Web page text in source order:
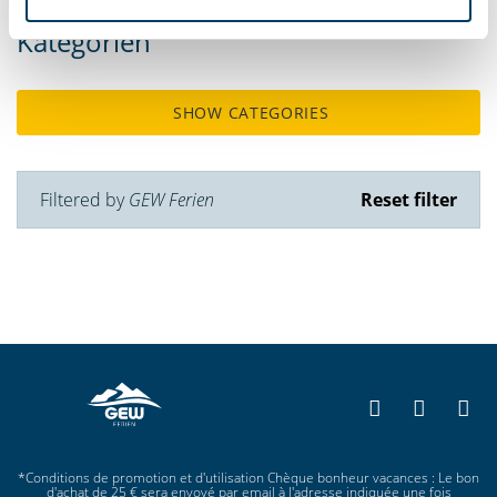
Kategorien
SHOW CATEGORIES
Filtered byGEW Ferien Reset filter
*Conditions de promotion et d'utilisation Chèque bonheur vacances : Le bon
d'achat de 25 € sera envoyé par email à l'adresse indiquée une fois